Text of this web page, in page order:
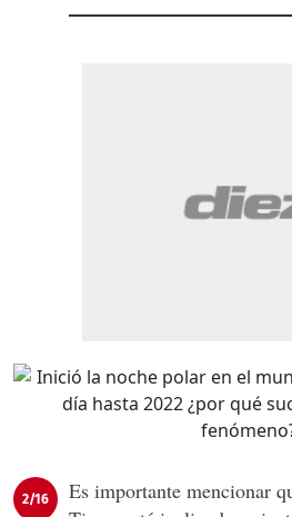
2/16
Es importante mencionar